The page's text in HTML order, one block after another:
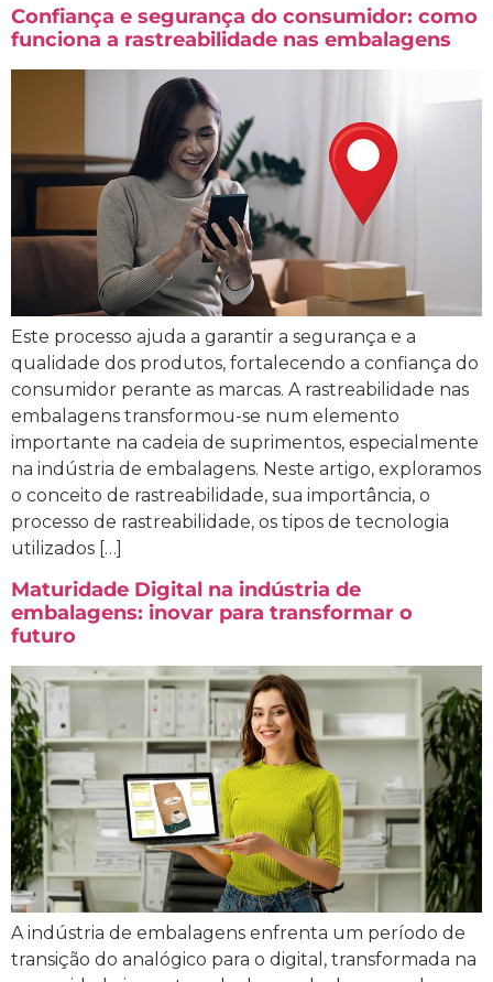
Confiança e segurança do consumidor: como
funciona a rastreabilidade nas embalagens
Este processo ajuda a garantir a segurança e a
qualidade dos produtos, fortalecendo a confiança do
consumidor perante as marcas. A rastreabilidade nas
embalagens transformou-se num elemento
importante na cadeia de suprimentos, especialmente
na indústria de embalagens. Neste artigo, exploramos
o conceito de rastreabilidade, sua importância, o
processo de rastreabilidade, os tipos de tecnologia
utilizados […]
Maturidade Digital na indústria de
embalagens: inovar para transformar o
futuro
A indústria de embalagens enfrenta um período de
transição do analógico para o digital, transformada na